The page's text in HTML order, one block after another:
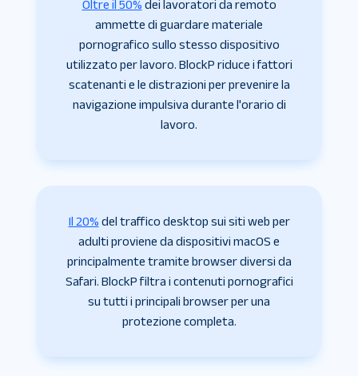
Oltre il 50% dei lavoratori da remoto
ammette di guardare materiale
pornografico sullo stesso dispositivo
utilizzato per lavoro. BlockP riduce i fattori
scatenanti e le distrazioni per prevenire la
navigazione impulsiva durante l'orario di
lavoro.
Il 20% del traffico desktop sui siti web per
adulti proviene da dispositivi macOS e
principalmente tramite browser diversi da
Safari. BlockP filtra i contenuti pornografici
su tutti i principali browser per una
protezione completa.